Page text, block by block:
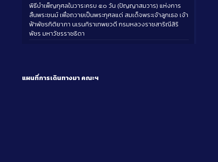
พิธีบำเพ็ญกุศลในวาระครบ ๕๐ วัน (ปัญญาสมวาร) แห่งการ
สิ้นพระชนม์ เพื่อถวายเป็นพระกุศลแด่ สมเด็จพระเจ้าลูกเธอ เจ้า
ฟ้าพัชรกิติยาภา นเรนทิราเทพยวดี กรมหลวงราชสาริณีสิริ
พัชร มหาวัชรราชธิดา
แผนที่การเดินทางมา คณะฯ